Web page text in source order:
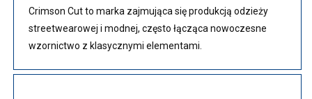
Crimson Cut to marka zajmująca się produkcją odzieży
streetwearowej i modnej, często łącząca nowoczesne
wzornictwo z klasycznymi elementami.